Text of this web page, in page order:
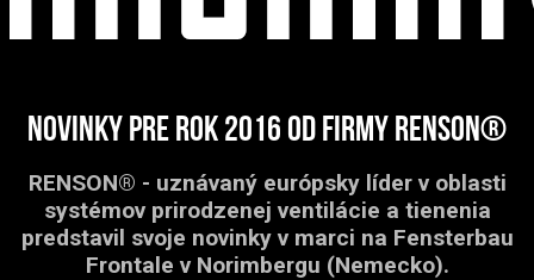
Novinky pre rok 2016 od firmy RENSON®
RENSON® - uznávaný európsky líder v oblasti
systémov prirodzenej ventilácie a tienenia
predstavil svoje novinky v marci na Fensterbau
Frontale v Norimbergu (Nemecko).